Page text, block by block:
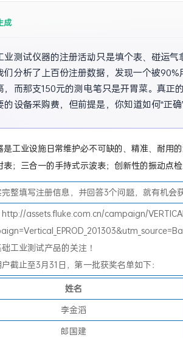
成
业测试仪器的注册活动只是填个表、碰运
们分析了上百份注册数据，发现一个被
，而那支150元的测电笔只是开胃菜。真
的设备采购费，但前提是，你知道如何“正确
是工业设施日常维护必不可缺的、精准、耐用
表；三合一的手持式示波表；创新性的振动点检
填写注册信息，并回答3个问题，就有机会
assets.fluke.com.cn/campaign/
工业测试产品的关注！
截止至3月31日，第一批获奖名单如下：
姓名
李金滔
郎国建